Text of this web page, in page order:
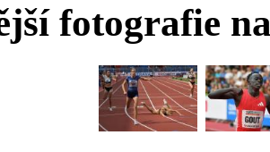
fotografie